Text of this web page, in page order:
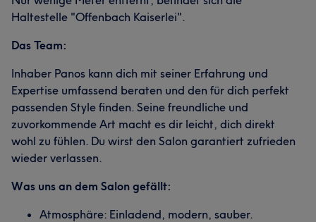
Haltestelle "Offenbach Kaiserlei".
Das Team:
Inhaber Panos kann dich mit seiner Erfahrung und
Expertise umfassend beraten und den für dich perfekt
passenden Style finden. Seine freundliche und
zuvorkommende Art macht es dir leicht, dich direkt
wohl zu fühlen. Du wirst den Salon garantiert zufrieden
wieder verlassen.
Was uns an dem Salon gefällt:
Atmosphäre: Einladend, modern, sauber.